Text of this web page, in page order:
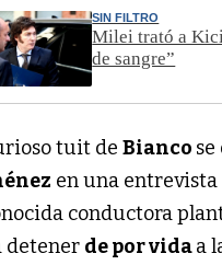
SIN FILTRO
Milei trató a
de sangre”
tuit deBianco
en una entrevista
conductora
detener de por vidaa